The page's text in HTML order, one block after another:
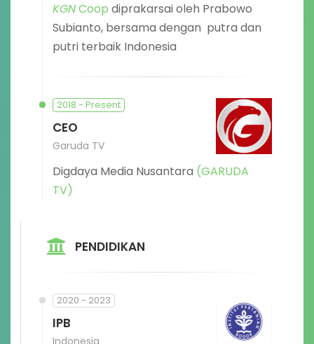
KGNCoop diprakarsai oleh Prabowo
Subianto, bersama dengan putra dan
putri terbaik Indonesia
2018 - Present
CEO
Garuda TV
Digdaya Media Nusantara (GARUDA
TV)
PENDIDIKAN
2020 - 2023
IPB
Indonesia